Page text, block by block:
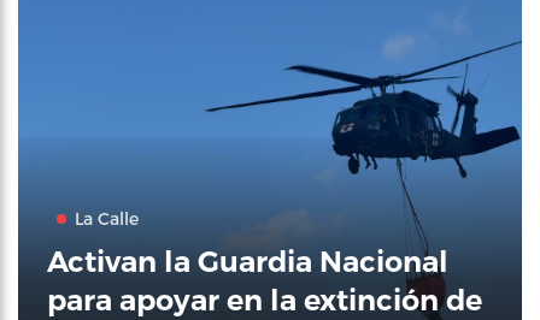
La Calle
Activan la Guardia Nacional
para apoyar en la extinción de